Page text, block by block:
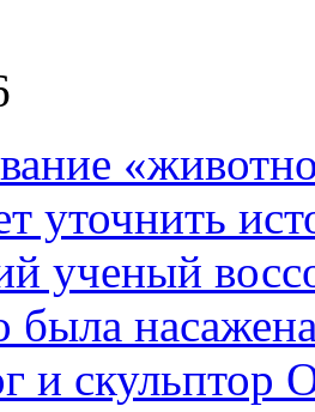
уточнить
ученый
была
и скульптор